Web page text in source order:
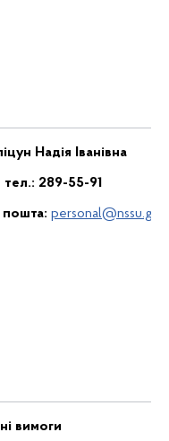
Надія Іванівна
тел.: 289-55-91
пошта:
вимоги